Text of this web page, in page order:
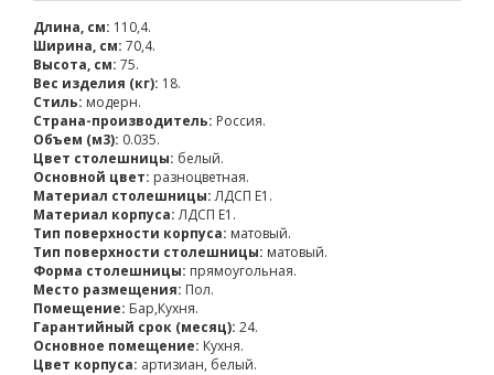
Длина, см: 110,4.
Ширина, см: 70,4.
Высота, см: 75.
Вес изделия (кг): 18.
Стиль: модерн.
Страна-производитель: Россия.
Объем (м3): 0.035.
Цвет столешницы: белый.
Основной цвет: разноцветная.
Материал столешницы:ЛДСП Е1.
Материал корпуса:ЛДСП Е1.
Тип поверхности корпуса: матовый.
Тип поверхности столешницы: матовый.
Форма столешницы: прямоугольная.
Место размещения: Пол.
Помещение: Бар,Кухня.
Гарантийный срок (месяц): 24.
Основное помещение: Кухня.
Цвет корпуса: артизиан, белый.